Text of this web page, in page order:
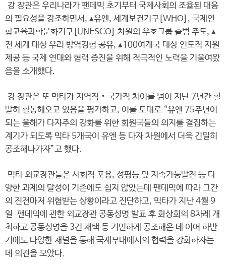
강 장관은 우리나라가 팬데믹 초기부터 국제사회의 조율된 대응
의 필요성을 강조하면서, ▴유엔, 세계보건기구[WHO], 국제연
합교육과학문화기구[UNESCO] 차원의 우호그룹 출범 주도, ▴
전 세계 대상 우리 방역경험 공유, ▴100여개국 대상 인도적 지원
제공 등 국제 연대와 협력 증진을 위해 적극적인 노력을 기울여왔
음을 소개했다.
강 장관은 또 믹타가 지역적‧국가적 차이를 넘어 지난 7년간 활
발히 활동해오고 있음을 평가하고, 이를 토대로 “유엔 75주년이
되는 올해가 다자주의 강화를 위한 회원국들의 의지를 결집하는
계기가 되도록 믹타 5개국이 유엔 등 다자 차원에서 더욱 긴밀히
공조해나가자”고 했다.
믹타 외교장관들은 사회적 포용, 성평등 및 지속가능발전 등 다
양한 과제의 달성이 기존에도 쉽지 않았는데 팬데믹에 따라 그간
의 진전마저 위협받는 상황이라고 진단하고, 믹타가 지난 4월 9
일 팬데믹에 관한 외교장관 공동성명 발표 후 화상회의 8차례 개
최하고 공동성명을 3건 채택 등 기민하게 공조해온 데 이어 하반
기에도 다양한 채널을 통해 국제무대에서의 협력을 강화하자는
데 의견을 모았다.